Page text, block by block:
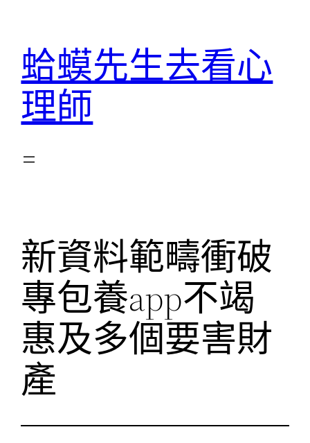
蛤蟆先生去看心
理師
新資料範疇衝破
專包養app不竭
惠及多個要害財
產